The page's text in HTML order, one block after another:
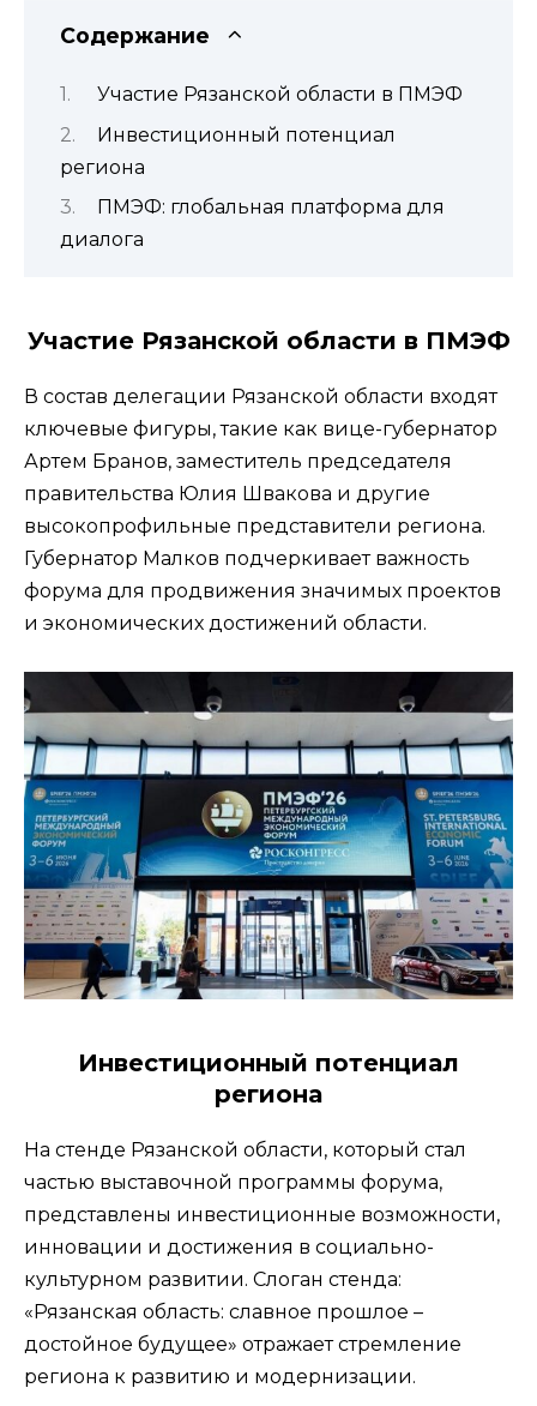
Содержание
Участие Рязанской области в ПМЭФ
Инвестиционный потенциал
региона
ПМЭФ: глобальная платформа для
диалога
Участие Рязанской области в ПМЭФ
В состав делегации Рязанской области входят
ключевые фигуры, такие как вице-губернатор
Артем Бранов, заместитель председателя
правительства Юлия Швакова и другие
высокопрофильные представители региона.
Губернатор Малков подчеркивает важность
форума для продвижения значимых проектов
и экономических достижений области.
Инвестиционный потенциал
региона
На стенде Рязанской области, который стал
частью выставочной программы форума,
представлены инвестиционные возможности,
инновации и достижения в социально-
культурном развитии. Слоган стенда:
«Рязанская область: славное прошлое –
достойное будущее» отражает стремление
региона к развитию и модернизации.